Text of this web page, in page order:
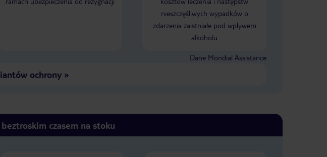
nieszczęśliwych wypadków o
zdarzenia zaistniałe pod wpływem
alkoholu
Dane Mondial Assistance
ochrony»
czasem na stoku